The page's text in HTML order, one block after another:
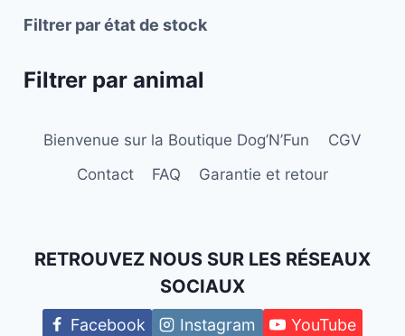
Filtrer par état de stock
Filtrer par animal
Bienvenue sur la Boutique Dog’N’Fun
CGV
Contact
FAQ Garantie et retour
RETROUVEZ NOUS SUR LES RÉSEAUX
SOCIAUX
Facebook Instagram YouTube